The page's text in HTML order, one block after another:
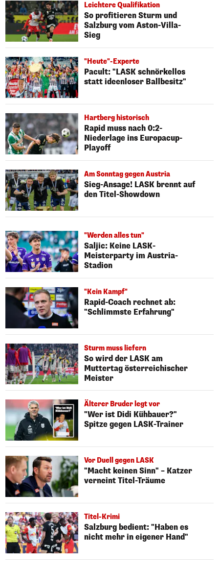
Leichtere Qualifikation
So profitieren Sturm und
Salzburg vom Aston-Villa-
Sieg
"Heute"-Experte
Pacult: "LASK schnörkellos
statt ideenloser Ballbesitz"
Hartberg historisch
Rapid muss nach 0:2-
Niederlage ins Europacup-
Playoff
Am Sonntag gegen Austria
Sieg-Ansage! LASK brennt auf
den Titel-Showdown
"Werden alles tun"
Saljic: Keine LASK-
Meisterparty im Austria-
Stadion
"Kein Kampf"
Rapid-Coach rechnet ab:
"Schlimmste Erfahrung"
Sturm muss liefern
So wird der LASK am
Muttertag österreichischer
Meister
Älterer Bruder legt vor
"Wer ist Didi Kühbauer?"
Spitze gegen LASK-Trainer
Vor Duell gegen LASK
"Macht keinen Sinn" – Katzer
verneint Titel-Träume
Titel-Krimi
Salzburg bedient: "Haben es
nicht mehr in eigener Hand"